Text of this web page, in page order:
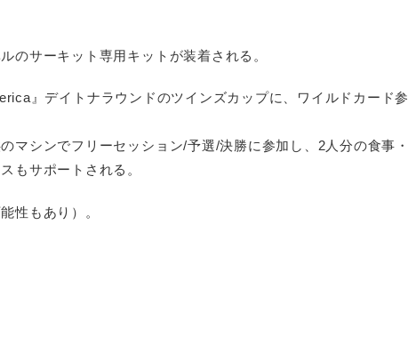
のサーキット専用キットが装着される。
』デイトナラウンドのツインズカップに、ワイルドカード参
マシンでフリーセッション/予選/決勝に参加し、2人分の食事・
もサポートされる。
性もあり）。